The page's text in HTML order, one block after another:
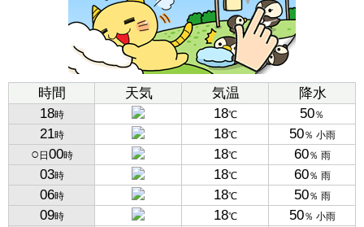
時間 天気 気温
降水
18時 18℃ 50％
21時 18℃ 50％ 小雨
○ 日 00時 18℃ 60％ 雨
03時 18℃ 60％ 雨
06時 18℃ 50％ 雨
09時 18℃ 50％ 小雨